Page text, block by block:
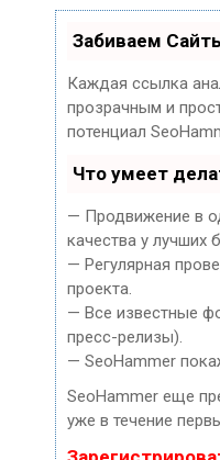
Забиваем
Каждая ссылка
прозрачным и
потенциал
Что умеет
— Продвижение в
качества у лучших
— Регулярная
проекта.
— Все известные
пресс-релизы).
— SeoHammer
SeoHammer еще
уже в течение